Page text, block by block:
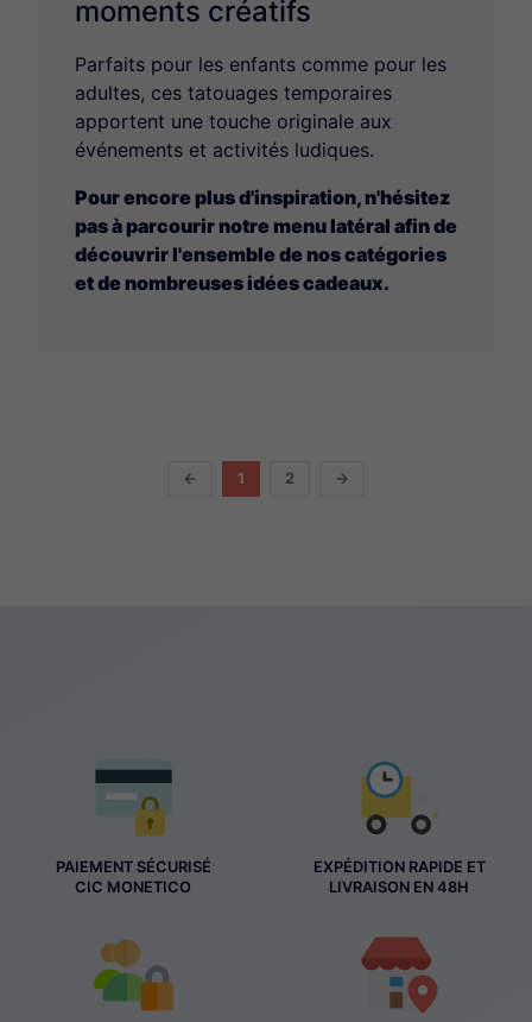
moments créatifs
Parfaits pour les enfants comme pour les
adultes, ces tatouages temporaires
apportent une touche originale aux
événements et activités ludiques.
Pour encore plus d'inspiration, n'hésitez
pas à parcourir notre menu latéral afin de
découvrir l'ensemble de nos catégories
et de nombreuses idées cadeaux.
← 1 2 →
PAIEMENT SÉCURISÉ
CIC MONETICO
EXPÉDITION RAPIDE ET
LIVRAISON EN 48H